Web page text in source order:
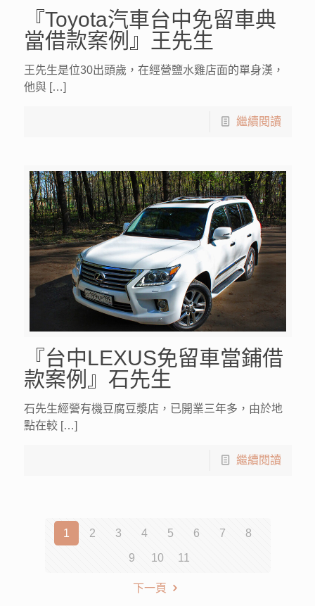
『Toyota汽車台中免留車典
當借款案例』王先生
王先生是位30出頭歲，在經營鹽水雞店面的單身漢，
他與 […]
繼續閱讀
『台中LEXUS免留車當鋪借
款案例』石先生
石先生經營有機豆腐豆漿店，已開業三年多，由於地
點在較 […]
繼續閱讀
1 2 3 4 5 6 7 8
9 10 11
下一頁